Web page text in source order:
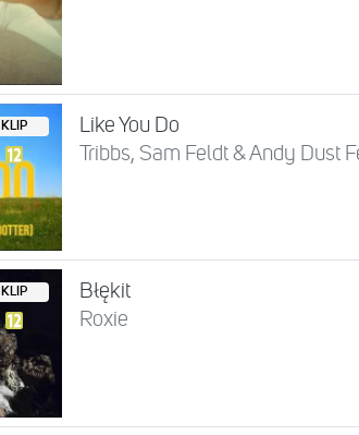
KLIP
Like You Do
Tribbs, Sam Feldt & Andy Dust
KLIP
Błękit
Roxie